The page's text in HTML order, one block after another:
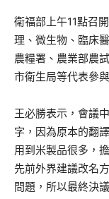
衛福部上午11點召
理、微生物、臨床
農糧署、農業部農
市衛生局等代表參
王必勝表示，會議
字，因為原本的翻
用到米製品很多，
先前外界建議改名
問題，所以最終決